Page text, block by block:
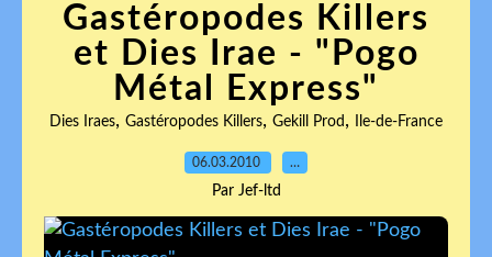
Gastéropodes Killers
et Dies Irae - "Pogo
Métal Express"
Dies Iraes, Gastéropodes Killers, Gekill Prod , Ile-de-France
06.03.2010 …
Par Jef-ltd